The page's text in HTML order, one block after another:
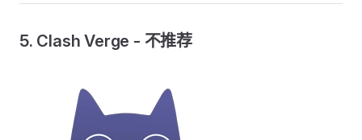
5. Clash Verge - 不推荐